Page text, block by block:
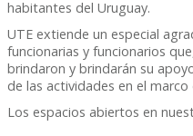
habitantes del Uruguay.
UTE extiende un especial
funcionarias y funcionarios
brindaron y brindarán su
de las actividades en el
Los espacios abiertos en